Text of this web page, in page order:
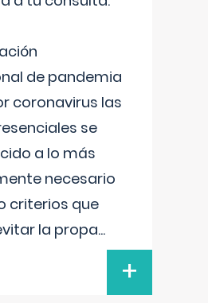
de pandemia
coronavirus las
se
a lo más
necesario
criterios que
la propa...
+